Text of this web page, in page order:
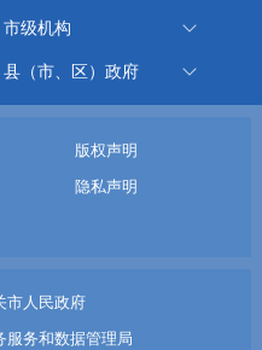
市级机构
县（市、区）政府
版权声明
隐私声明
市人民政府
服务和数据管理局